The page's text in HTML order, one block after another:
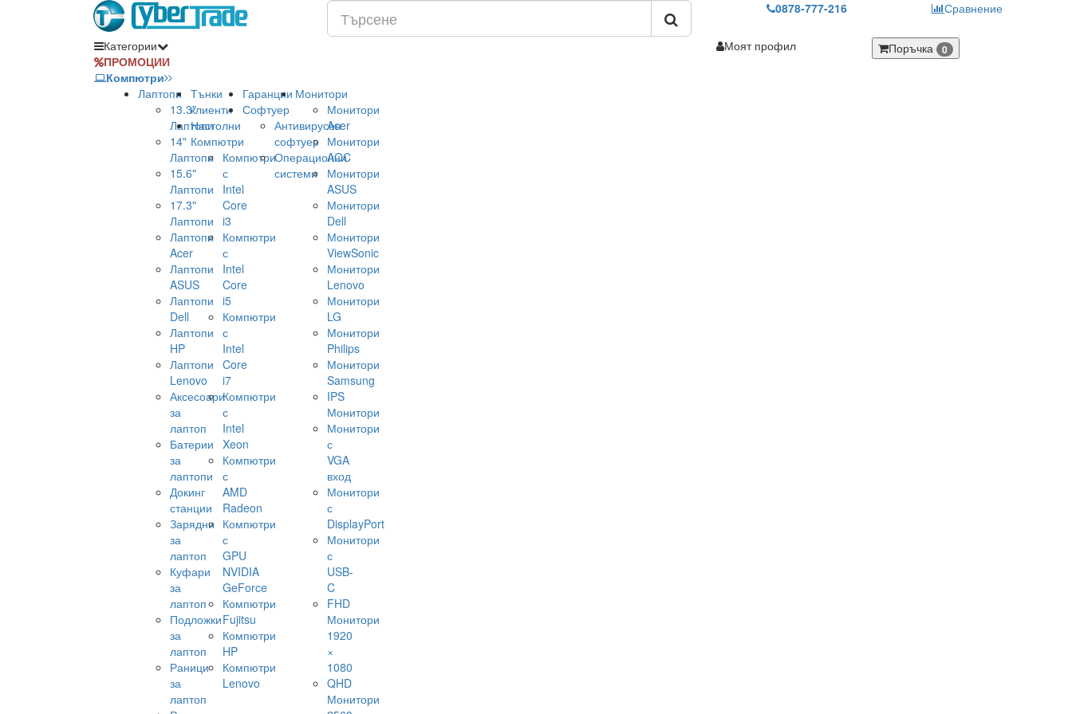
0878-777-216 Сравнение
Категории
ПРОМОЦИИ
Компютри
Лаптопи
13.3"
Лаптопи
14"
Лаптопи
15.6"
Лаптопи
17.3"
Лаптопи
Лаптопи
Acer
Лаптопи
ASUS
Лаптопи
Dell
Лаптопи
HP
Лаптопи
Lenovo
Аксесоари
за
лаптоп
Батерии
за
лаптопи
Докинг
станции
Зарядни
за
лаптоп
Куфари
за
лаптоп
Подложки
за
лаптоп
Раници
за
лаптоп
Тънки
клиенти
Настолни
Компютри
Компютри
с
Intel
Core
i3
Компютри
с
Intel
Core
i5
Компютри
с
Intel
Core
i7
Компютри
с
Intel
Xeon
Компютри
с
AMD
Radeon
Компютри
с
GPU
NVIDIA
GeForce
Компютри
Fujitsu
Компютри
HP
Компютри
Lenovo
Гаранции
Софтуер
Антивирусен
софтуер
Операционни
системи
Монитори
Монитори
Acer
Монитори
AOC
Монитори
ASUS
Монитори
Dell
Монитори
ViewSonic
Монитори
Lenovo
Монитори
LG
Монитори
Philips
Монитори
Samsung
IPS
Монитори
Монитори
с
VGA
вход
Монитори
с
DisplayPort
Монитори
с
USB-
C
FHD
Монитори
1920
×
1080
QHD
Монитори
Моят профил Поръчка 0